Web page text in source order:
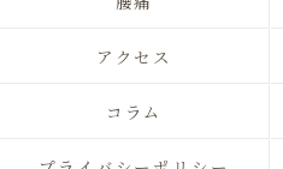
アクセス
コラム